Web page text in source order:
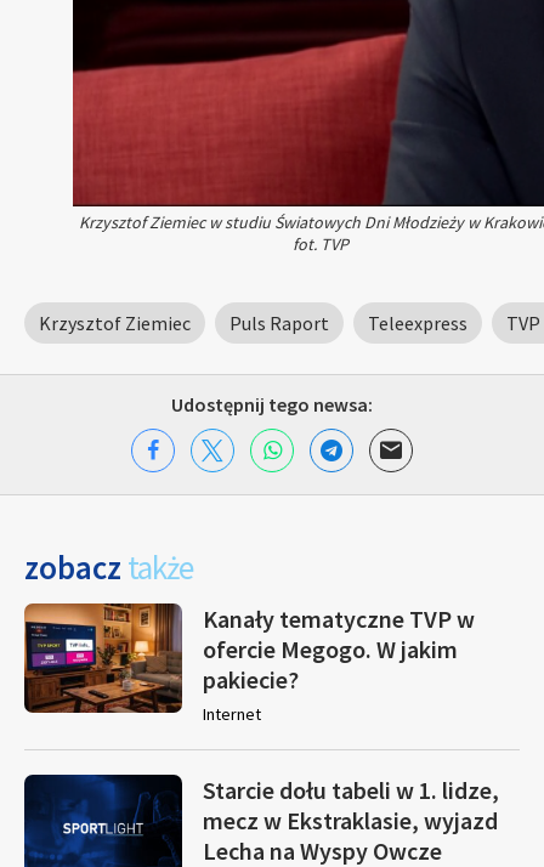
Krzysztof Ziemiec w studiu Światowych Dni Młodzieży w
fot. TVP
Krzysztof Ziemiec Puls Raport Teleexpress TVP
Udostępnij tego newsa:
zobacz także
Kanały tematyczne TVP w
ofercie Megogo. W jakim
pakiecie?
Internet
Starcie dołu tabeli w 1. lidze,
mecz w Ekstraklasie, wyjazd
Lecha na Wyspy Owcze